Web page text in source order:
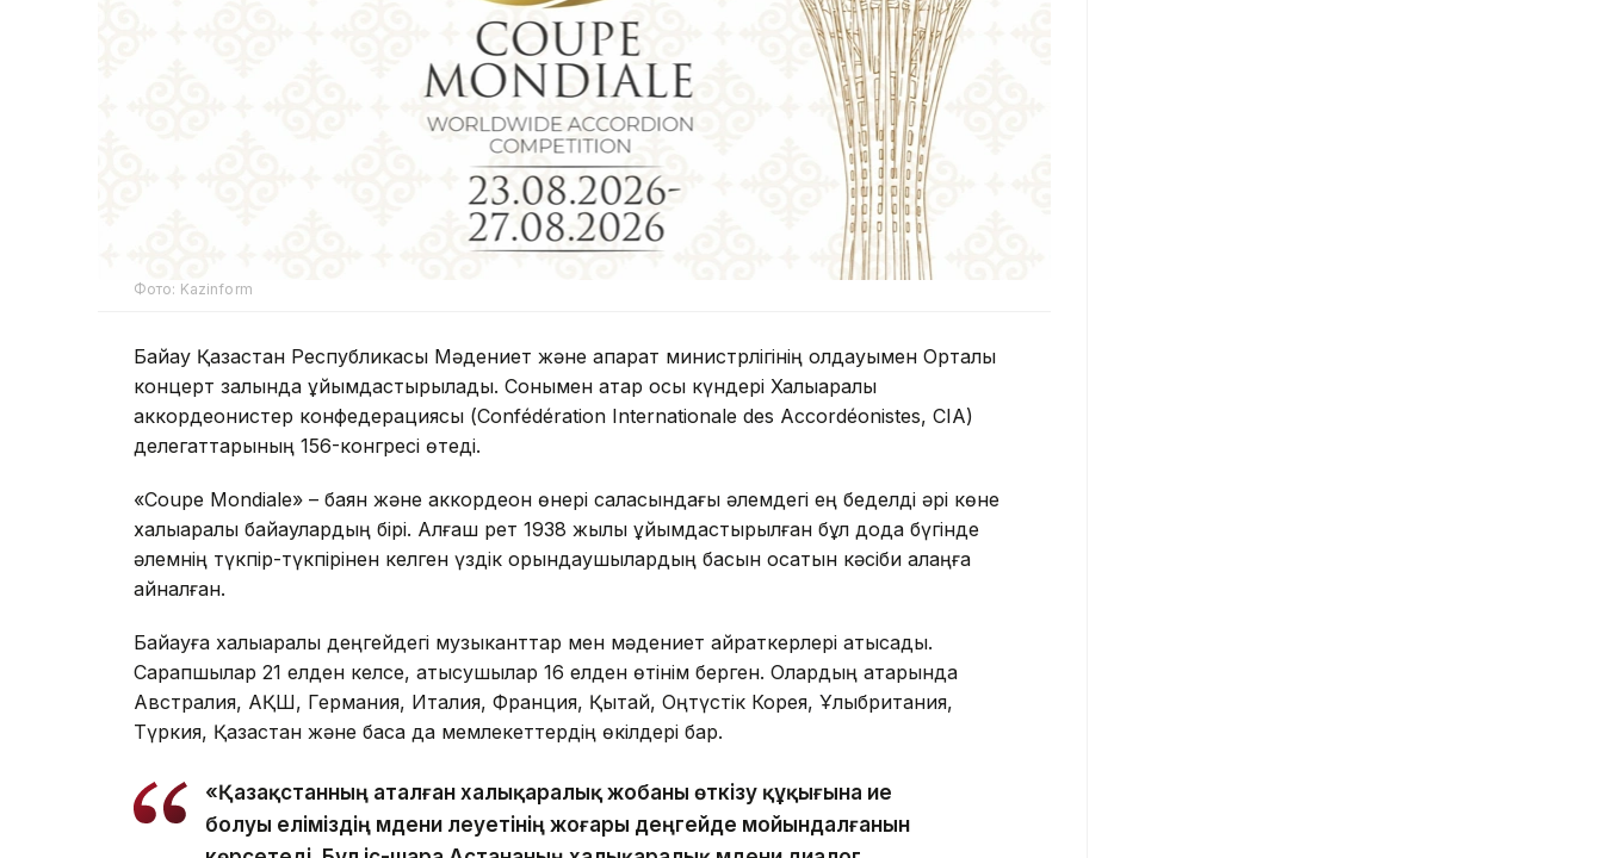
Фото: Kazinform
Байқау Қазақстан Республикасы Мәдениет және ақпарат министрлігінің қолдауымен Орталық
концерт залында ұйымдастырылады. Сонымен қатар осы күндері Халықаралық
аккордеонистер конфедерациясы (Confédération Internationale des Accordéonistes, CIA)
делегаттарының 156-конгресі өтеді.
«Coupe Mondiale» – баян және аккордеон өнері саласындағы әлемдегі ең беделді әрі көне
халықаралық байқаулардың бірі. Алғаш рет 1938 жылы ұйымдастырылған бұл дода бүгінде
әлемнің түкпір-түкпірінен келген үздік орындаушылардың басын қосатын кәсіби алаңға
айналған.
Байқауға халықаралық деңгейдегі музыканттар мен мәдениет қайраткерлері қатысады.
Сарапшылар 21 елден келсе, қатысушылар 16 елден өтінім берген. Олардың қатарында
Австралия, АҚШ, Германия, Италия, Франция, Қытай, Оңтүстік Корея, Ұлыбритания,
Түркия, Қазақстан және басқа да мемлекеттердің өкілдері бар.
«Қазақстанның аталған халықаралық жобаны өткізу құқығына ие
болуы еліміздің мәдени әлеуетінің жоғары деңгейде мойындалғанын